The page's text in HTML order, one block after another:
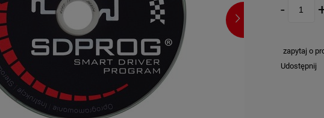
-
zapytaj o
Udostępnij